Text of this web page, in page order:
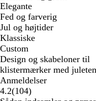
Elegante
Fed og farverig
Jul og højtider
Klassiske
Custom
Design og skabeloner til
klistermærker med
Anmeldelser
4.2(104104
)